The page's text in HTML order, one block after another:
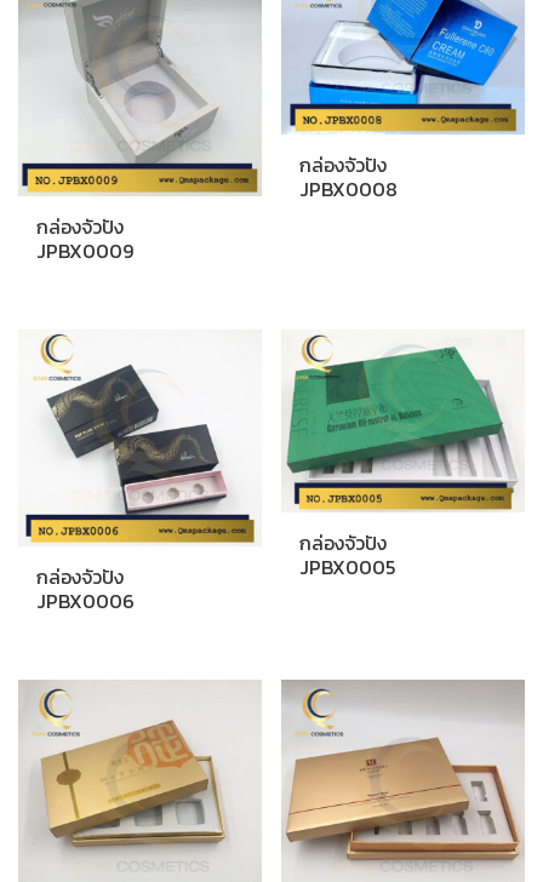
กล่องจัวปัง
JPBX0009
กล่องจัวปัง
JPBX0008
กล่องจัวปัง
JPBX0006
กล่องจัวปัง
JPBX0005